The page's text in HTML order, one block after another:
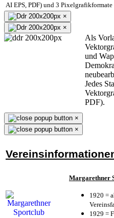
AI EPS, PDF) und 3 Pixelgrafikformate
×
×
Als
und
Jedes
PDF).
×
×
Margarethner
1920 =
1929 =